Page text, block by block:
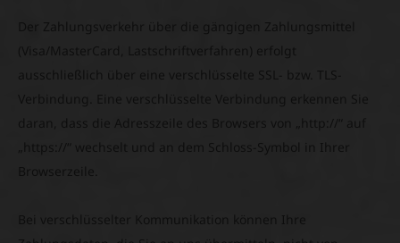
Der Zahlungsverkehr über die gängigen Zahlungsmittel
(Visa/MasterCard, Lastschriftverfahren) erfolgt
ausschließlich über eine verschlüsselte SSL- bzw. TLS-
Verbindung. Eine verschlüsselte Verbindung erkennen Sie
daran, dass die Adresszeile des Browsers von „http://“ auf
„https://“ wechselt und an dem Schloss-Symbol in Ihrer